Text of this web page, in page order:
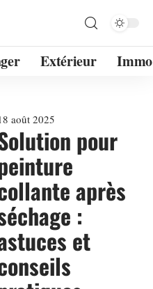
Extérieur Immo
août 2025
pour
après
:
et